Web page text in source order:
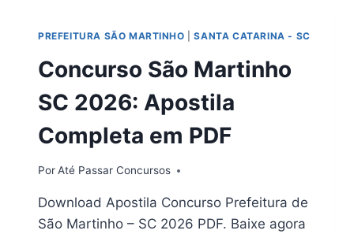
PREFEITURA SÃO MARTINHO |SANTA CATARINA - SC
Concurso São Martinho
SC 2026: Apostila
Completa em PDF
PorAté Passar Concursos
Download Apostila Concurso Prefeitura de
São Martinho – SC 2026 PDF. Baixe agora